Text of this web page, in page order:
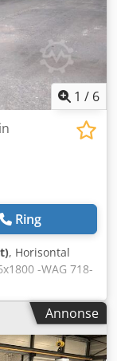
1 / 6
Ring
, Horisontal
-WAG 718-
Årsmodell:
1800mm Maks.
Eja Maks.
Ø 95mm
Annonse